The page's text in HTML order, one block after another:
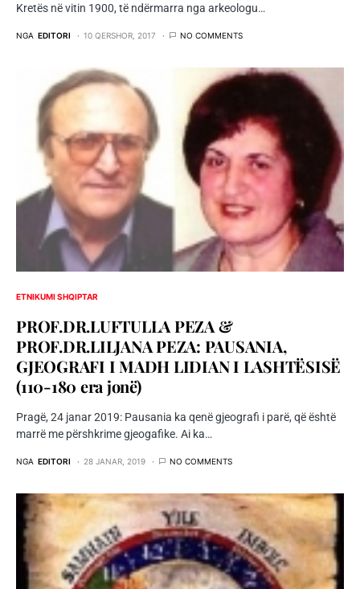
Kretës në vitin 1900, të ndërmarra nga arkeologu…
NGA EDITORI 10 QERSHOR, 2017 NO COMMENTS
ETNIKUMI SHQIPTAR
PROF.DR.LUFTULLA PEZA &
PROF.DR.LILJANA PEZA: PAUSANIA,
GJEOGRAFI I MADH LIDIAN I LASHTËSISË
(110-180 era jonë)
Pragë, 24 janar 2019: Pausania ka qenë gjeografi i parë, që është
marrë me përshkrime gjeogafike. Ai ka…
NGA EDITORI 28 JANAR, 2019 NO COMMENTS